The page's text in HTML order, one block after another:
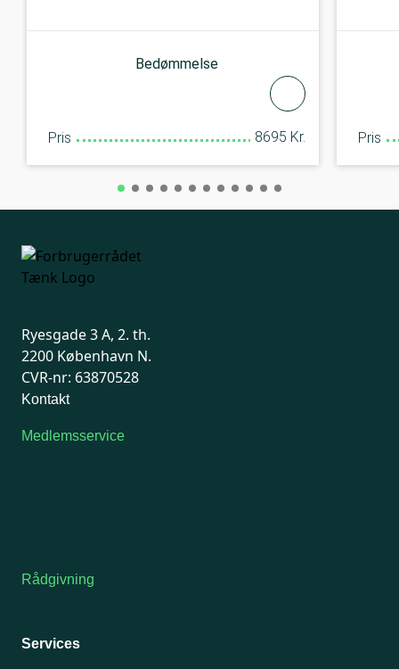
Bedømmelse
Pris 8695 Kr. Pris
Ryesgade 3 A, 2. th.
2200 København N.
CVR-nr: 63870528
Kontakt
Medlemsservice
Rådgivning
Services